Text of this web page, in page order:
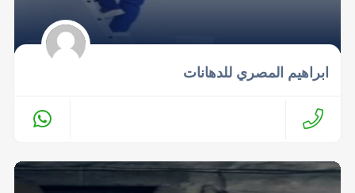
ابراهيم المصري للدهانات